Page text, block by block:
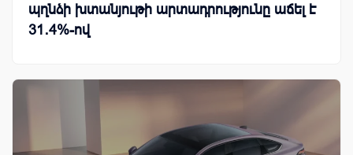
պղնձի խտանյութի արտադրությունը աճել է
31․4%-ով